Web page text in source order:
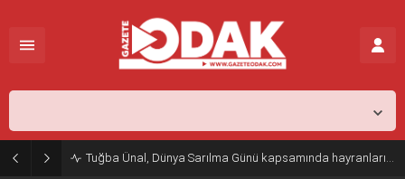
Tuğba Ünal, Dünya Sarılma Günü kapsamında hayranlarıyla buluştu